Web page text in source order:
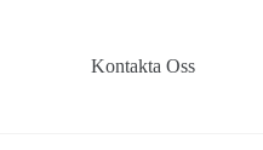
Kontakta Oss